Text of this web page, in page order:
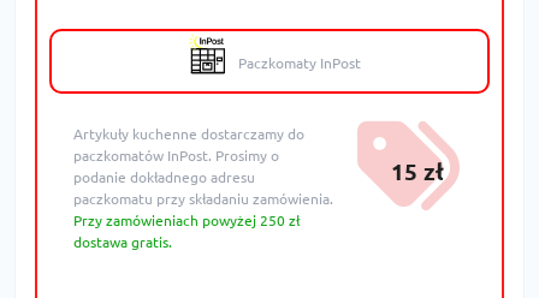
Paczkomaty InPost
Artykuły kuchenne dostarczamy do
paczkomatów InPost. Prosimy o
podanie dokładnego adresu
paczkomatu przy składaniu zamówienia.
Przy zamówieniach powyżej 250 zł
dostawa gratis.
15 zł